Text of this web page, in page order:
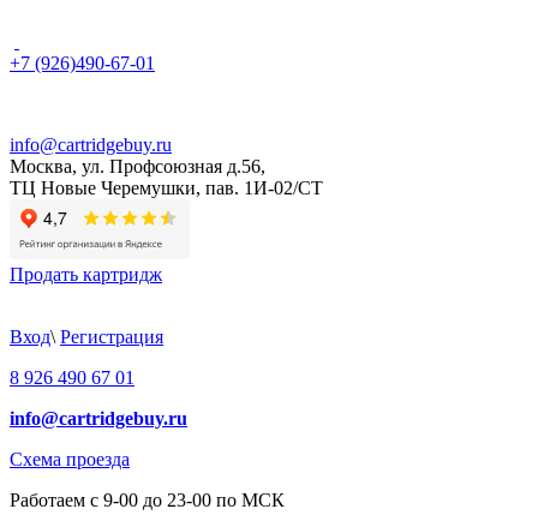
+7 (926)490-67-01
info@cartridgebuy.ru
Москва, ул. Профсоюзная д.56,
ТЦ Новые Черемушки, пав. 1И-02/СТ
Продать картридж
Вход\ Регистрация
8 926 490 67 01
info@cartridgebuy.ru
Схема проезда
Работаем с 9-00 до 23-00 по МСК